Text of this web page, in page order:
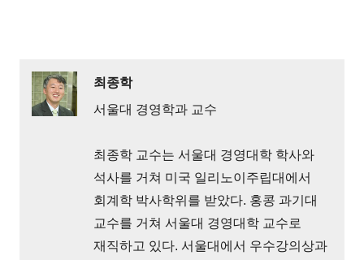
최종학
서울대 경영학과 교수
최종학 교수는 서울대 경영대학 학사와
석사를 거쳐 미국 일리노이주립대에서
회계학 박사학위를 받았다. 홍콩 과기대
교수를 거쳐 서울대 경영대학 교수로
재직하고 있다. 서울대에서 우수강의상과